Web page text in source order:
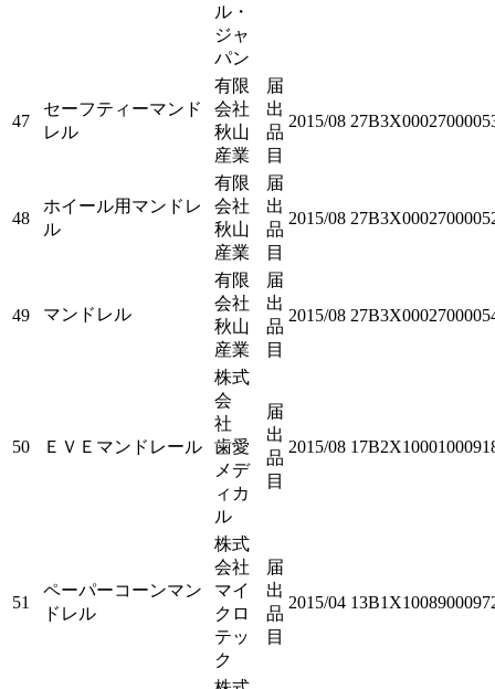
ル・
ジャ
パン
47
セーフティーマンド
レル
有限
会社
秋山
産業
届
出
品
目
2015/08
48
ホイール用マンドレ
ル
有限
会社
秋山
産業
届
出
品
目
2015/08
49 マンドレル
有限
会社
秋山
産業
届
出
品
目
2015/08
50 ＥＶＥマンドレール
株式
会
社
歯愛
メデ
ィカ
ル
届
出
品
目
2015/08
51
ペーパーコーンマン
ドレル
株式
会社
マイ
クロ
テッ
ク
届
出
品
目
2015/04